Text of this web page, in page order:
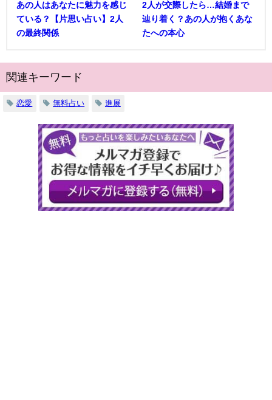
あの人はあなたに魅力を感じ
ている？【片思い占い】2人
の最終関係
2人が交際したら…結婚まで
辿り着く？あの人が抱くあな
たへの本心
関連キーワード
恋愛 無料占い 進展